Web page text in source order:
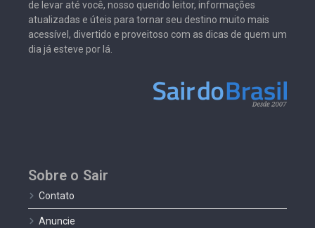
de levar até você, nosso querido leitor, informações
atualizadas e úteis para tornar seu destino muito mais
acessível, divertido e proveitoso com as dicas de quem um
dia já esteve por lá.
Sobre o Sair
Contato
Anuncie